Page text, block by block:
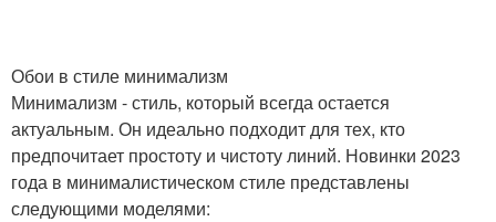
Обои в стиле минимализм
Минимализм - стиль, который всегда остается
актуальным. Он идеально подходит для тех, кто
предпочитает простоту и чистоту линий. Новинки 2023
года в минималистическом стиле представлены
следующими моделями: